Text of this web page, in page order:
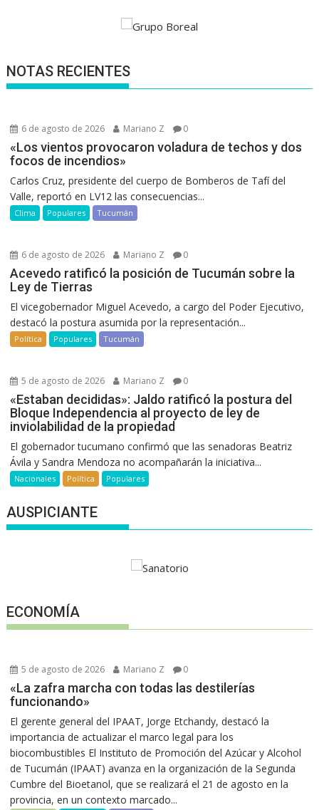
NOTAS RECIENTES
6 de agosto de 2026 Mariano Z 0
«Los vientos provocaron voladura de techos y dos
focos de incendios»
Carlos Cruz, presidente del cuerpo de Bomberos de Tafí del
Valle, reportó en LV12 las consecuencias...
Clima Populares Tucumán
6 de agosto de 2026 Mariano Z 0
Acevedo ratificó la posición de Tucumán sobre la
Ley de Tierras
El vicegobernador Miguel Acevedo, a cargo del Poder Ejecutivo,
destacó la postura asumida por la representación...
Política Populares Tucumán
5 de agosto de 2026 Mariano Z 0
«Estaban decididas»: Jaldo ratificó la postura del
Bloque Independencia al proyecto de ley de
inviolabilidad de la propiedad
El gobernador tucumano confirmó que las senadoras Beatriz
Ávila y Sandra Mendoza no acompañarán la iniciativa...
Nacionales Política Populares
AUSPICIANTE
ECONOMÍA
5 de agosto de 2026 Mariano Z 0
«La zafra marcha con todas las destilerías
funcionando»
El gerente general del IPAAT, Jorge Etchandy, destacó la
importancia de actualizar el marco legal para los
biocombustibles El Instituto de Promoción del Azúcar y Alcohol
de Tucumán (IPAAT) avanza en la organización de la Segunda
Cumbre del Bioetanol, que se realizará el 21 de agosto en la
provincia, en un contexto marcado...